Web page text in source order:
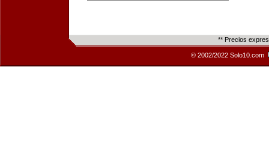
** Precios
© 2002/2022 Solo10.com